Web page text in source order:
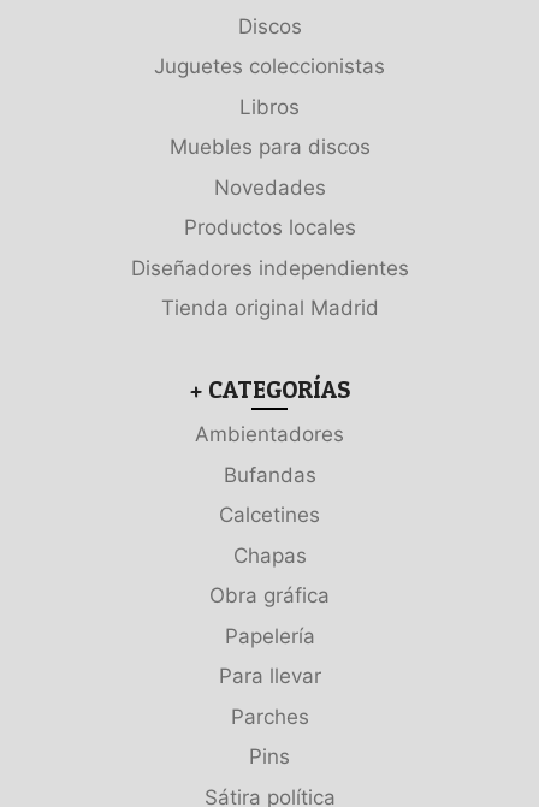
Discos
Juguetes coleccionistas
Libros
Muebles para discos
Novedades
Productos locales
Diseñadores independientes
Tienda original Madrid
+ CATEGORÍAS
Ambientadores
Bufandas
Calcetines
Chapas
Obra gráfica
Papelería
Para llevar
Parches
Pins
Sátira política